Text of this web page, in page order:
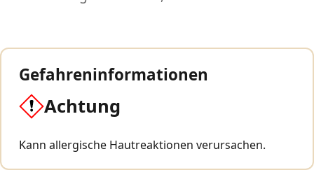
Gefahreninformationen
Achtung
Kann allergische Hautreaktionen verursachen.